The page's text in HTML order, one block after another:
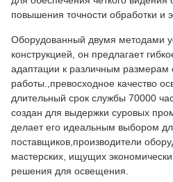
повышения точности обработки и
Оборудованный двумя методами
конструкцией, он предлагает
адаптации к различным размерам
работы.,превосходное качество
длительный срок службы 70000
создан для выдержки суровых
делает его идеальным выбором
поставщиков,производители
мастерских, ищущих
решения для освещения.